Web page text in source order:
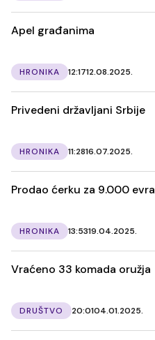
Apel građanima
HRONIKA 12:1712.08.2025.
Privedeni državljani Srbije
HRONIKA 11:2816.07.2025.
Prodao ćerku za 9.000 evra
HRONIKA 13:5319.04.2025.
Vraćeno 33 komada oružja
DRUŠTVO 20:0104.01.2025.